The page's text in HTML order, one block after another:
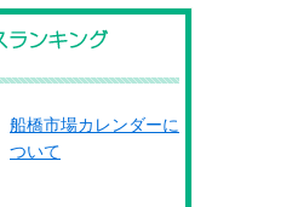
船橋市場カレンダーに
ついて